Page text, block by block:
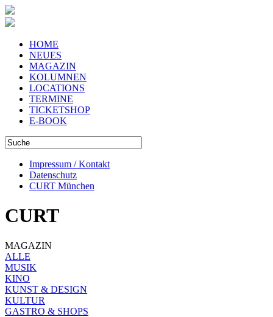
HOME
NEUES
MAGAZIN
KOLUMNEN
LOCATIONS
TERMINE
TICKETSHOP
E-BOOK
Impressum / Kontakt
Datenschutz
CURT München
CURT
MAGAZIN
ALLE
MUSIK
KINO
KUNST & DESIGN
KULTUR
GASTRO & SHOPS